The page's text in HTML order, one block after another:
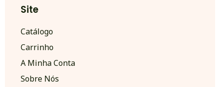
Site
Catálogo
Carrinho
A Minha Conta
Sobre Nós